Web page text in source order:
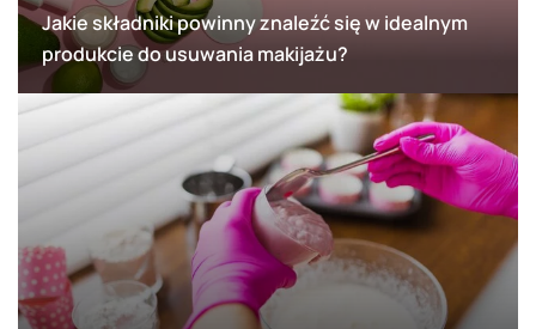
Jakie składniki powinny znaleźć się w idealnym
produkcie do usuwania makijażu?